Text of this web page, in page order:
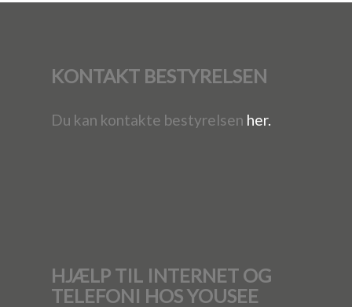
KONTAKT BESTYRELSEN
Du kan kontakte bestyrelsen her.
HJÆLP TIL INTERNET OG
TELEFONI HOS YOUSEE